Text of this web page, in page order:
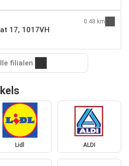
17, 1017VH
0.48 km
filialen
Lidl ALDI